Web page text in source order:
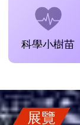
科學小樹苗
展覽